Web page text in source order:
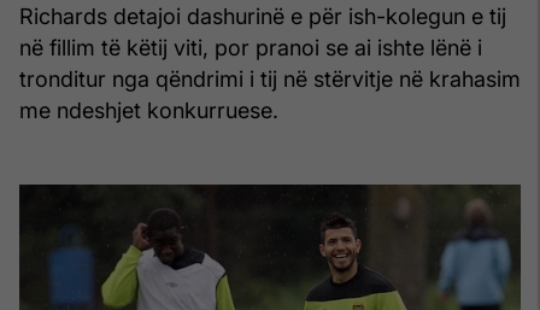
Richards detajoi dashurinë e për ish-kolegun e tij
në fillim të këtij viti, por pranoi se ai ishte lënë i
tronditur nga qëndrimi i tij në stërvitje në krahasim
me ndeshjet konkurruese.